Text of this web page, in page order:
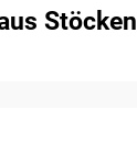
Stöcken